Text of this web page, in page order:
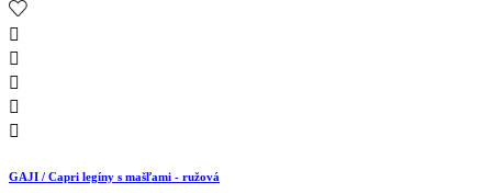





GAJI / Capri legíny s mašľami - ružová